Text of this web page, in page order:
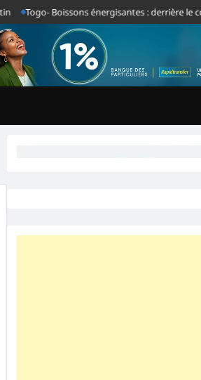
Togo- Boissons énergisantes : derrière le